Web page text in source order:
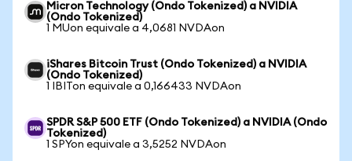
Micron Technology (Ondo Tokenized) a NVIDIA
(Ondo Tokenized)
1 MUon equivale a 4,0681 NVDAon
iShares Bitcoin Trust (Ondo Tokenized) a NVIDIA
(Ondo Tokenized)
1 IBITon equivale a 0,166433 NVDAon
SPDR S&P 500 ETF (Ondo Tokenized) a NVIDIA (Ondo
Tokenized)
1 SPYon equivale a 3,5252 NVDAon